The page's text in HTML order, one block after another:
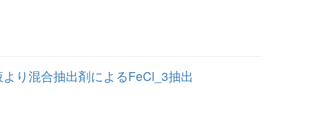
り混合抽出剤によるFeCl_3抽出